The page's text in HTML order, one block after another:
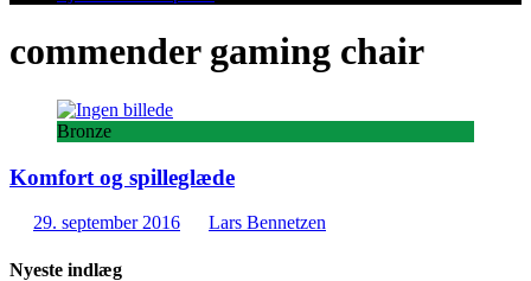
commender gaming chair
Bronze
Komfort og spilleglæde
29. september 2016 Lars Bennetzen
Nyeste indlæg